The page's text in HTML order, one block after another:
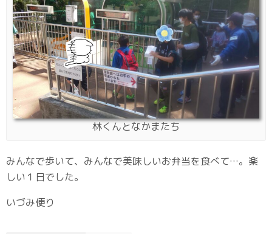
林くんとなかまたち
みんなで歩いて、みんなで美味しいお弁当を食べて…。楽
しい１日でした。
いづみ便り